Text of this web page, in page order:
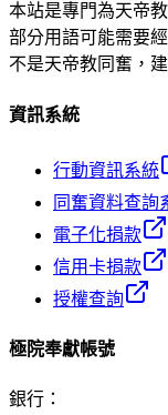
本站是專門為天帝
部分用語可能需要
不是天帝教同奮，
資訊系統
行動資訊系統
同奮資料查詢
電子化捐款
信用卡捐款
授權查詢
極院奉獻帳號
銀行 ：